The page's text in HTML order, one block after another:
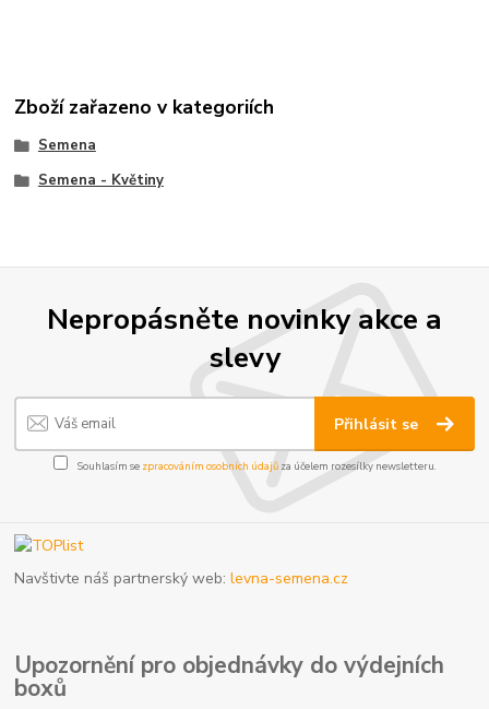
Zboží zařazeno v kategoriích
Semena
Semena - Květiny
Nepropásněte novinky akce a
slevy
Přihlásit se
Souhlasím se zpracováním osobních údajůza účelem rozesílky newsletteru.
Navštivte náš partnerský web:levna-semena.cz
Upozornění pro objednávky do výdejních
boxů